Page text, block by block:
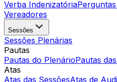
Verba Indenizatória
Vereadores
Sessões
Sessões Plenárias
Pautas
Pautas do PlenárioPautas
Atas
Atas das SessõesAtas de